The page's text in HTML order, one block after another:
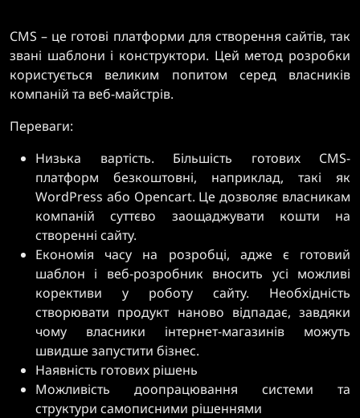
CMS – це готові платформи для створення сайтів, так
звані шаблони і конструктори. Цей метод розробки
користується великим попитом серед власників
компаній та веб-майстрів.
Переваги:
Низька вартість. Більшість готових CMS-
платформ безкоштовні, наприклад, такі як
WordPress або Opencart. Це дозволяє власникам
компаній суттєво заощаджувати кошти на
створенні сайту.
Економія часу на розробці, адже є готовий
шаблон і веб-розробник вносить усі можливі
корективи у роботу сайту. Необхідність
створювати продукт наново відпадає, завдяки
чому власники інтернет-магазинів можуть
швидше запустити бізнес.
Наявність готових рішень
Можливість доопрацювання системи та
структури самописними рішеннями